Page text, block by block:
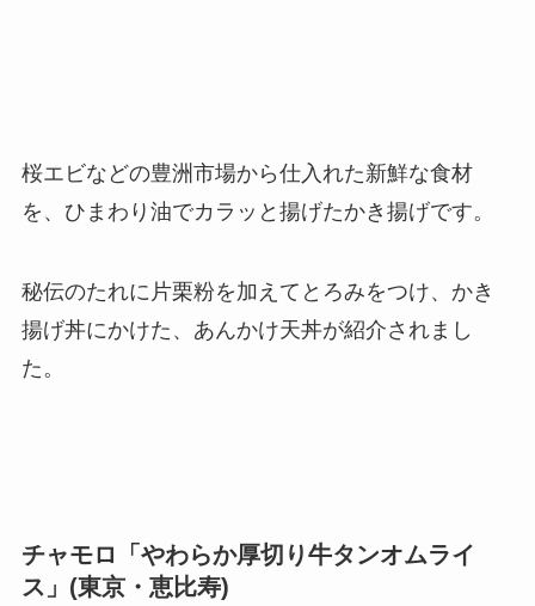
桜エビなどの豊洲市場から仕入れた新鮮な食材
を、ひまわり油でカラッと揚げたかき揚げです。
秘伝のたれに片栗粉を加えてとろみをつけ、かき
揚げ丼にかけた、あんかけ天丼が紹介されまし
た。
チャモロ「やわらか厚切り牛タンオムライ
ス」(東京・恵比寿)